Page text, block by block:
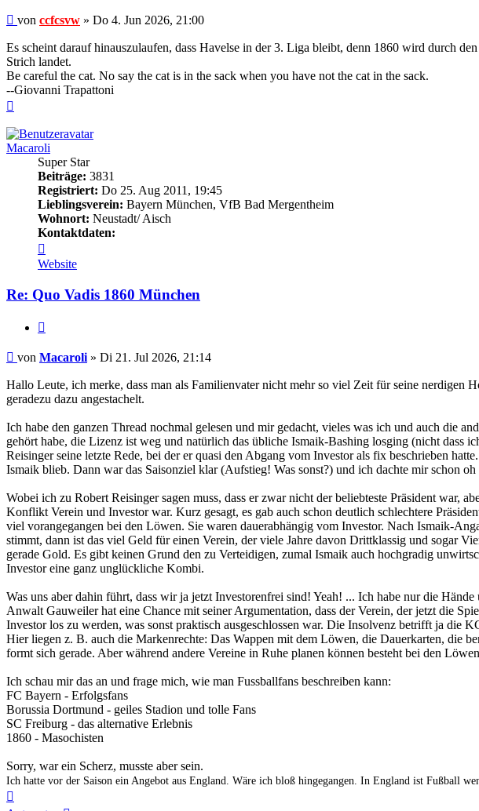
Beitrag
von ccfcsvw » Do 4. Jun 2026, 21:00
Es scheint darauf hinauszulaufen, dass Havelse in der 3. Liga bleibt, denn 1860 wird durch
Strich landet.
Be careful the cat. No say the cat is in the sack when you have not the cat in the sack.
--Giovanni Trapattoni
Macaroli
Super Star
Beiträge: 3831
Registriert: Do 25. Aug 2011, 19:45
Lieblingsverein: Bayern München, VfB Bad Mergentheim
Wohnort: Neustadt/ Aisch
Kontaktdaten:
von
Macaroli
Website
Re: Quo Vadis 1860 München
Beitrag
von Macaroli » Di 21. Jul 2026, 21:14
Hallo Leute, ich merke, dass man als Familienvater nicht mehr so viel Zeit für seine
geradezu dazu angestachelt.
Ich habe den ganzen Thread nochmal gelesen und mir gedacht, vieles was ich und auch die
gehört habe, die Lizenz ist weg und natürlich das übliche Ismaik-Bashing losging (nicht dass
Reisinger seine letzte Rede, bei der er quasi den Abgang vom Investor als fix beschrieben
Ismaik blieb. Dann war das Saisonziel klar (Aufstieg! Was sonst?) und ich dachte mir schon
Wobei ich zu Robert Reisinger sagen muss, dass er zwar nicht der beliebteste Präsident war,
Konflikt Verein und Investor war. Kurz gesagt, es gab auch schon deutlich schlechtere
viel vorangegangen bei den Löwen. Sie waren dauerabhängig vom Investor. Nach Ismaik-
stimmt, dann ist das viel Geld für einen Verein, der viele Jahre davon Drittklassig und sogar
gerade Gold. Es gibt keinen Grund den zu Verteidigen, zumal Ismaik auch hochgradig
Investor eine ganz unglückliche Kombi.
Was uns aber dahin führt, dass wir ja jetzt Investorenfrei sind! Yeah! ... Ich habe nur die
Anwalt Gauweiler hat eine Chance mit seiner Argumentation, dass der Verein, der jetzt die
Investor los zu werden, was sonst praktisch ausgeschlossen war. Die Insolvenz betrifft ja die
Hier liegen z. B. auch die Markenrechte: Das Wappen mit dem Löwen, die Dauerkarten, die
formt sich gerade. Aber während andere Vereine in Ruhe planen können besteht bei den
Ich schau mir das an und frage mich, wie man Fussballfans beschreiben kann:
FC Bayern - Erfolgsfans
Borussia Dortmund - geiles Stadion und tolle Fans
SC Freiburg - das alternative Erlebnis
1860 - Masochisten
Sorry, war ein Scherz, musste aber sein.
Ich hatte vor der Saison ein Angebot aus England. Wäre ich bloß hingegangen. In England ist Fußball
oben